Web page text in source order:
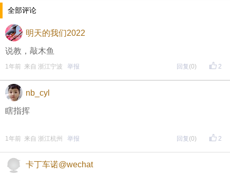
• 福利时间
每晚20:00准时开始！
红包帖分享此帖至朋友圈或好友，有机会获得更多红
包。
• 参与方式
一、评论主题内容即可领取红包！
（必须在手机客户端参与哦！请注意下方参与方式↓↓
↓）
全部评论
明天的我们2022
说教，敲木鱼
2
1年前 来自 浙江宁波 举报 回复 (0)
nb_cyl
瞎指挥
2
1年前 来自 浙江杭州 举报 回复 (0)
卡丁车诺@wechat